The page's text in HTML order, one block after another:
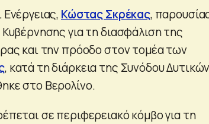
Κώστας Σκρέκας,
για τη διασφάλιση της
και την πρόοδο στον τομέα των
, κατά τη διάρκεια της Συνόδου Δυτικών
στο Βερολίνο.
σε περιφερειακό κόμβο για τη